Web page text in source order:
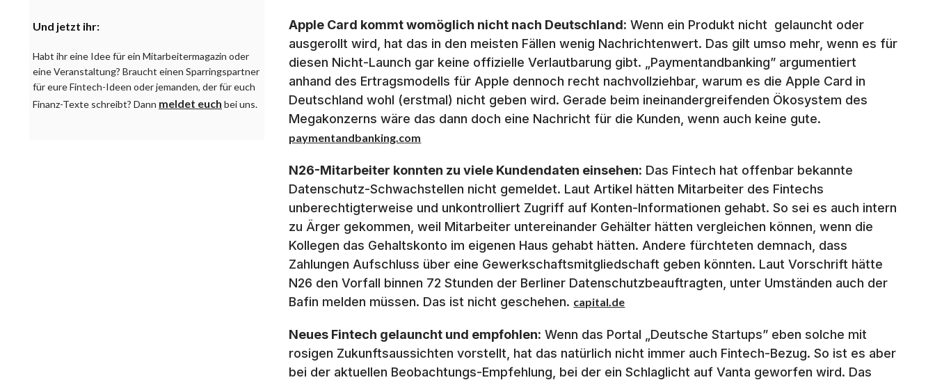
Und jetzt ihr:
Habt ihr eine Idee für ein Mitarbeitermagazin oder
eine Veranstaltung? Braucht einen Sparringspartner
für eure Fintech-Ideen oder jemanden, der für euch
Finanz-Texte schreibt? Dann meldet euch bei uns.
Apple Card kommt womöglich nicht nach Deutschland: Wenn ein Produkt nicht gelauncht oder
ausgerollt wird, hat das in den meisten Fällen wenig Nachrichtenwert. Das gilt umso mehr, wenn es für
diesen Nicht-Launch gar keine offizielle Verlautbarung gibt. „Paymentandbanking” argumentiert
anhand des Ertragsmodells für Apple dennoch recht nachvollziehbar, warum es die Apple Card in
Deutschland wohl (erstmal) nicht geben wird. Gerade beim ineinandergreifenden Ökosystem des
Megakonzerns wäre das dann doch eine Nachricht für die Kunden, wenn auch keine gute.
paymentandbanking.com
N26-Mitarbeiter konnten zu viele Kundendaten einsehen: Das Fintech hat offenbar bekannte
Datenschutz-Schwachstellen nicht gemeldet. Laut Artikel hätten Mitarbeiter des Fintechs
unberechtigterweise und unkontrolliert Zugriff auf Konten-Informationen gehabt. So sei es auch intern
zu Ärger gekommen, weil Mitarbeiter untereinander Gehälter hätten vergleichen können, wenn die
Kollegen das Gehaltskonto im eigenen Haus gehabt hätten. Andere fürchteten demnach, dass
Zahlungen Aufschluss über eine Gewerkschaftsmitgliedschaft geben könnten. Laut Vorschrift hätte
N26 den Vorfall binnen 72 Stunden der Berliner Datenschutzbeauftragten, unter Umständen auch der
Bafin melden müssen. Das ist nicht geschehen. capital.de
Neues Fintech gelauncht und empfohlen: Wenn das Portal „Deutsche Startups” eben solche mit
rosigen Zukunftsaussichten vorstellt, hat das natürlich nicht immer auch Fintech-Bezug. So ist es aber
bei der aktuellen Beobachtungs-Empfehlung, bei der ein Schlaglicht auf Vanta geworfen wird. Das